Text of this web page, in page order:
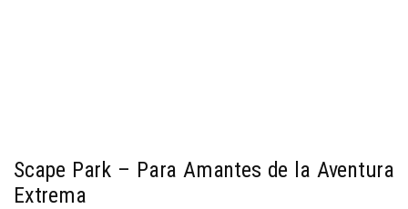
Scape Park – Para Amantes de la Aventura
Extrema